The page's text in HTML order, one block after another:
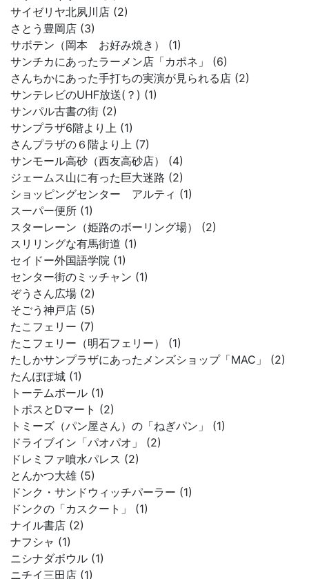
サイゼリヤ北夙川店 (2)
さとう豊岡店 (3)
サボテン（岡本 お好み焼き） (1)
サンチカにあったラーメン店「カポネ」 (6)
さんちかにあった手打ちの実演が見られる店 (2)
サンテレビのUHF放送(？) (1)
サンパル古書の街 (2)
サンプラザ6階より上 (1)
さんプラザの６階より上 (7)
サンモール高砂（西友高砂店） (4)
ジェームス山に有った巨大迷路 (2)
ショッピングセンター アルティ (1)
スーパー便所 (1)
スターレーン（姫路のボーリング場） (2)
スリリングな有馬街道 (1)
セイドー外国語学院 (1)
センター街のミッチャン (1)
ぞうさん広場 (2)
そごう神戸店 (5)
たこフェリー (7)
たこフェリー（明石フェリー） (1)
たしかサンプラザにあったメンズショップ「MAC」 (2)
たんぽぽ城 (1)
トーテムポール (1)
トポスとDマート (2)
トミーズ（パン屋さん）の「ねぎパン」 (1)
ドライブイン「パオパオ」 (2)
ドレミファ噴水パレス (2)
とんかつ大雄 (5)
ドンク・サンドウィッチパーラー (1)
ドンクの「カスクート」 (1)
ナイル書店 (2)
ナフシャ (1)
ニシナダボウル (1)
ニチイ三田店 (1)